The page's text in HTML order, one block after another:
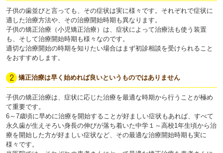
子供の歯並びと言っても、その症状は実に様々です。それぞれで症状に
適した治療方法や、その治療開始時期も異なります。
子供の矯正治療（小児矯正治療）は、症状によって治療法も使う装置
も、そして治療開始時期も様々なのです。
適切な治療開始の時期を知りたい場合はまず初診相談を受けられること
をおすすめします。
矯正治療は早く始めれば良いというものではありません
子供の矯正治療は、症状に応じた治療を最適な時期から行うことが極め
て重要です。
6～7歳頃に早めに治療を開始することが好ましい症状もあれば、すべて
永久歯が生えそろい身長の伸びが落ち着いた中学１～高校1年生頃から治
療を開始した方が好ましい症状など、その最適な治療開始時期も実に
様々です。